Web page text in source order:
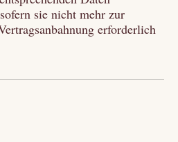
sie nicht mehr zur
erforderlich